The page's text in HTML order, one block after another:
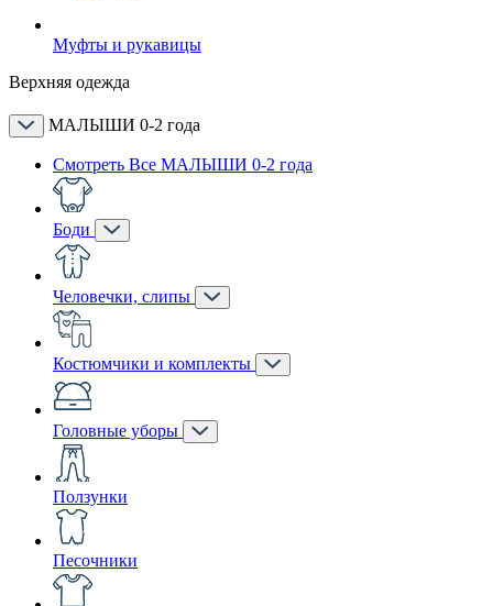
Муфты и рукавицы
Верхняя одежда
МАЛЫШИ 0-2 года
Смотреть Все МАЛЫШИ 0-2 года
Боди
Человечки, слипы
Костюмчики и комплекты
Головные уборы
Ползунки
Песочники